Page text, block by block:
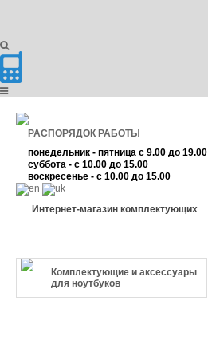
РАСПОРЯДОК РАБОТЫ
понедельник - пятница с 9.00 до 19.00
суббота - с 10.00 до 15.00
воскресенье - с 10.00 до 15.00
Интернет-магазин комплектующих
Комплектующие и аксессуары
для ноутбуков